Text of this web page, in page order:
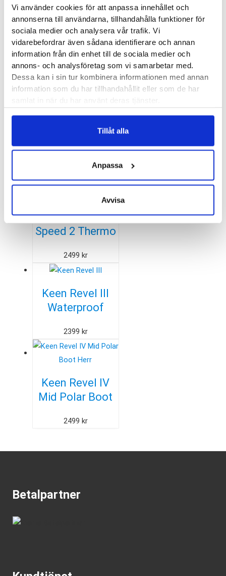
Vi använder cookies för att anpassa innehållet och
annonserna till användarna, tillhandahålla funktioner för
sociala medier och analysera vår trafik. Vi
vidarebefordrar även sådana identifierare och annan
information från din enhet till de sociala medier och
annons- och analysföretag som vi samarbetar med.
Dessa kan i sin tur kombinera informationen med annan
information som du har tillhandahållit eller som de har
samlat in när du har använt deras tjänster.
Tillåt alla
Anpassa
Avvisa
Recensioner
Besökta produkter
Halti Buli Low 2
DX Freelock
1500kr
Merrell Moab
Speed 2 Thermo
Herr
2499 kr
Keen Revel III
Waterproof
2399 kr
Keen Revel IV
Mid Polar Boot
2499 kr
Betalpartner